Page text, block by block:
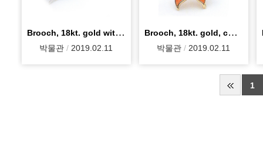
Brooch, 18kt. gold with rhodium, onyx, mother fo p
박물관 2019.02.11
Brooch, 18kt. gold, coral, lapis lazuli, 3.4/3.1cm
박물관 2019.02.11
1